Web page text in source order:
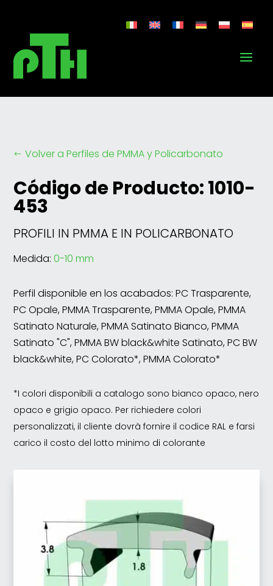
# Volver a Perfiles de PMMA y Policarbonato
Código de Producto: 1010-
453
PROFILI IN PMMA E IN POLICARBONATO
Medida:0-10 mm
Perfil disponible en los acabados: PC Trasparente,
PC Opale, PMMA Trasparente, PMMA Opale, PMMA
Satinato Naturale, PMMA Satinato Bianco, PMMA
Satinato "C", PMMA BW black&white Satinato, PC BW
black&white, PC Colorato*, PMMA Colorato*
*I colori disponibili a catalogo sono bianco opaco, nero
opaco e grigio opaco. Per richiedere colori
personalizzati, il cliente dovrà fornire il codice RAL e farsi
carico il costo del lotto minimo di colorante